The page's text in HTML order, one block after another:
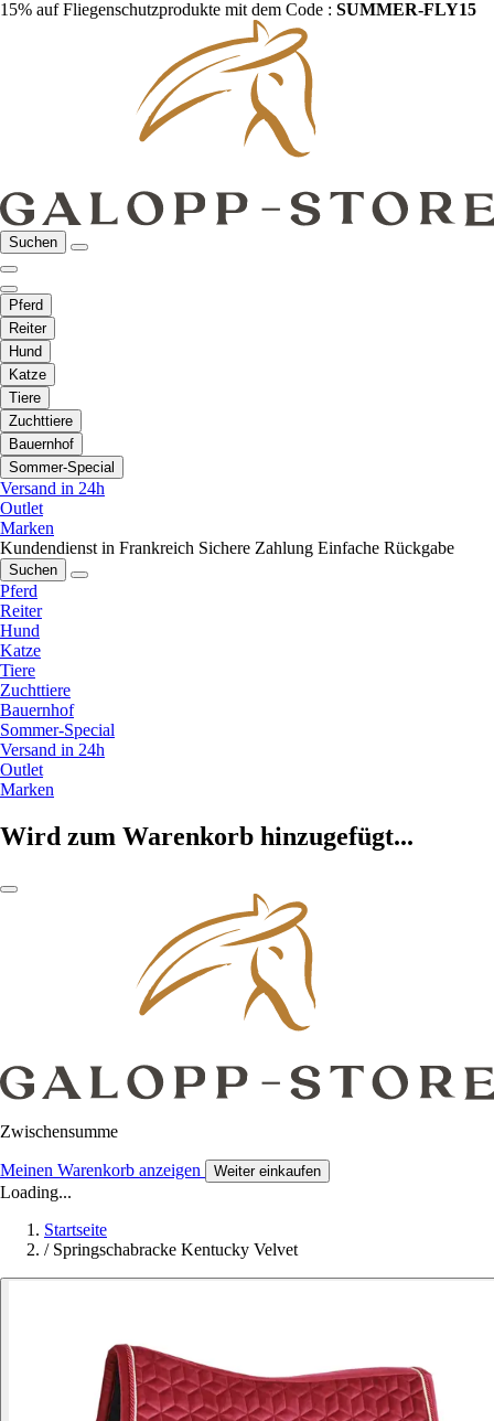
15% auf Fliegenschutzprodukte mit dem Code : SUMMER-FLY15
Suchen
Pferd
Reiter
Hund
Katze
Tiere
Zuchttiere
Bauernhof
Sommer-Special
Versand in 24h
Outlet
Marken
Kundendienst in Frankreich Sichere Zahlung Einfache Rückgabe
Suchen
Pferd
Reiter
Hund
Katze
Tiere
Zuchttiere
Bauernhof
Sommer-Special
Versand in 24h
Outlet
Marken
Wird zum Warenkorb hinzugefügt...
Zwischensumme
Meinen Warenkorb anzeigen Weiter einkaufen
Loading...
Startseite
/ Springschabracke Kentucky Velvet